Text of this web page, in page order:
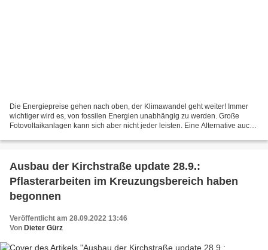
Die Energiepreise gehen nach oben, der Klimawandel geht weiter! Immer
wichtiger wird es, von fossilen Energien unabhängig zu werden. Große
Fotovoltaikanlagen kann sich aber nicht jeder leisten. Eine Alternative auch
Ausbau der Kirchstraße update 28.9.:
Pflasterarbeiten im Kreuzungsbereich haben
begonnen
Veröffentlicht am 28.09.2022 13:46
Von Dieter Gürz